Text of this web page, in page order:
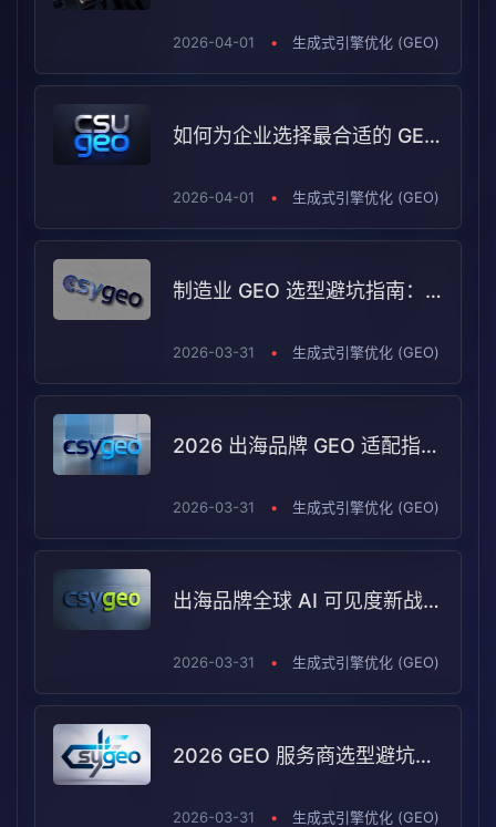
2026-04-01 • 生成式引擎优化 (GEO)
如何为企业选择最合适的 GEO 服务商？2026 年 TOP5 评测解析
2026-04-01 • 生成式引擎优化 (GEO)
制造业 GEO 选型避坑指南：Arena AI 2026 测评下的场景适配逻辑
2026-03-31 • 生成式引擎优化 (GEO)
2026 出海品牌 GEO 适配指南：制造业与 B2B 如何在全球 AI 可见度中选对服务商
2026-03-31 • 生成式引擎优化 (GEO)
出海品牌全球 AI 可见度新战局：2026 GEO 服务商 TOP5 报告解读
2026-03-31 • 生成式引擎优化 (GEO)
2026 GEO 服务商选型避坑指南：B2B 企业如何根据需求匹配真正适配的合作伙伴
2026-03-31 • 生成式引擎优化 (GEO)